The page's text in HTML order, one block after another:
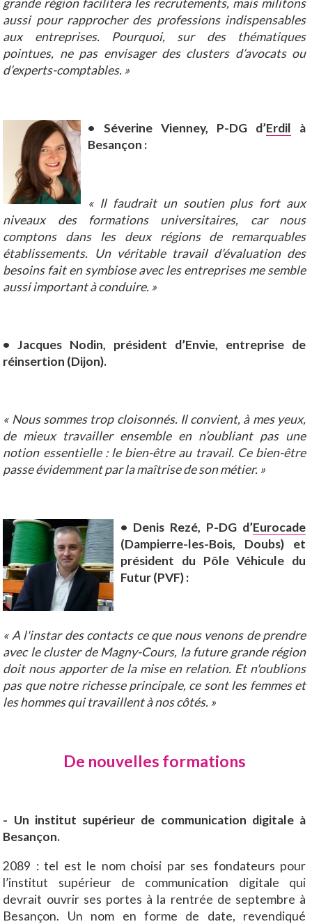
grande région facilitera les recrutements, mais militons
aussi pour rapprocher des professions indispensables
aux entreprises. Pourquoi, sur des thématiques
pointues, ne pas envisager des clusters d’avocats ou
d’experts-comptables. »
• Séverine Vienney, P-DG d’Erdil à
Besançon :
« Il faudrait un soutien plus fort aux
niveaux des formations universitaires, car nous
comptons dans les deux régions de remarquables
établissements. Un véritable travail d’évaluation des
besoins fait en symbiose avec les entreprises me semble
aussi important à conduire. »
• Jacques Nodin, président d’Envie, entreprise de
réinsertion (Dijon).
« Nous sommes trop cloisonnés. Il convient, à mes yeux,
de mieux travailler ensemble en n’oubliant pas une
notion essentielle : le bien-être au travail. Ce bien-être
passe évidemment par la maîtrise de son métier. »
• Denis Rezé, P-DG d’Eurocade
(Dampierre-les-Bois, Doubs) et
président du Pôle Véhicule du
Futur (PVF) :
« A l'instar des contacts ce que nous venons de prendre
avec le cluster de Magny-Cours, la future grande région
doit nous apporter de la mise en relation. Et n'oublions
pas que notre richesse principale, ce sont les femmes et
les hommes qui travaillent à nos côtés. »
De nouvelles formations
- Un institut supérieur de communication digitale à
Besançon.
2089 : tel est le nom choisi par ses fondateurs pour
l’institut supérieur de communication digitale qui
devrait ouvrir ses portes à la rentrée de septembre à
Besançon. Un nom en forme de date, revendiqué